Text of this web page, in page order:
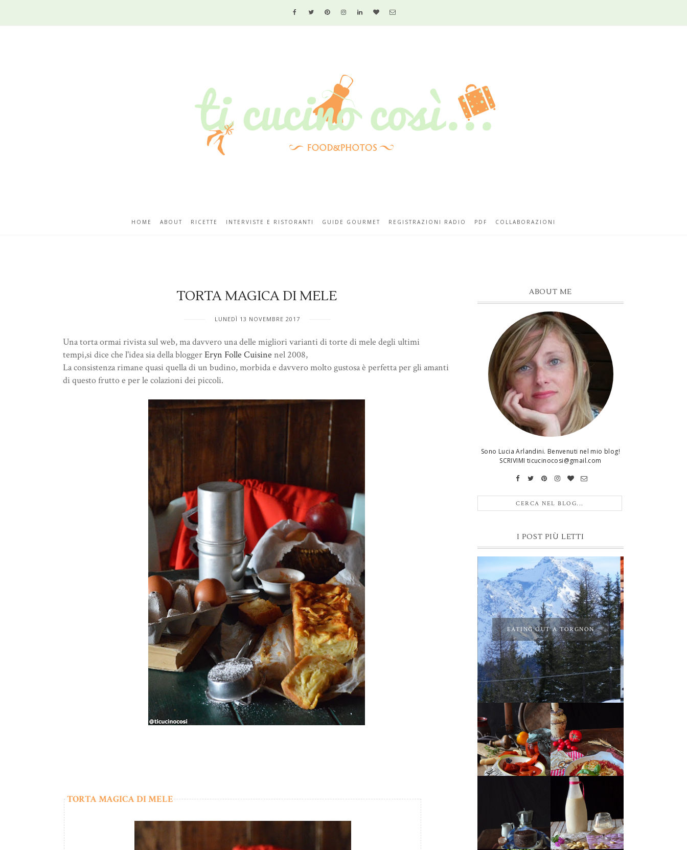
HOME ABOUT RICETTE INTERVISTE E RISTORANTI GUIDE GOURMET REGISTRAZIONI RADIO PDF COLLABORAZIONI
TORTA MAGICA DI MELE
LUNEDÌ 13 NOVEMBRE 2017
Una torta ormai rivista sul web, ma davvero una delle migliori varianti di torte di mele degli ultimi
tempi,si dice che l'idea sia della bloggerEryn Folle Cuisine nel 2008,
La consistenza rimane quasi quella di un budino, morbida e davvero molto gustosa è perfetta per gli amanti
di questo frutto e per le colazioni dei piccoli.
TORTA MAGICA DI MELE
ABOUT ME
Sono Lucia Arlandini. Benvenuti nel mio blog!
SCRIVIMI ticucinocosi@gmail.com
I POST PIÙ LETTI
EATING OUT A TORGNON
PEPERONI ALLA
PIEMONTESE
GIRANDOLE DI
RICOTTA
MUG CAKE AL
CIOCCOLATO
MANDORLITO